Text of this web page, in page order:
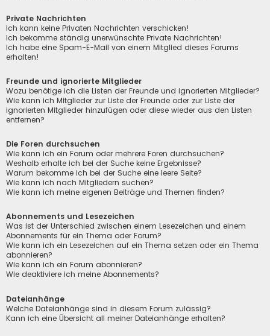
Private Nachrichten
Ich kann keine Privaten Nachrichten verschicken!
Ich bekomme ständig unerwünschte Private Nachrichten!
Ich habe eine Spam-E-Mail von einem Mitglied dieses Forums
erhalten!
Freunde und ignorierte Mitglieder
Wozu benötige ich die Listen der Freunde und ignorierten Mitglieder?
Wie kann ich Mitglieder zur Liste der Freunde oder zur Liste der
ignorierten Mitglieder hinzufügen oder diese wieder aus den Listen
entfernen?
Die Foren durchsuchen
Wie kann ich ein Forum oder mehrere Foren durchsuchen?
Weshalb erhalte ich bei der Suche keine Ergebnisse?
Warum bekomme ich bei der Suche eine leere Seite?
Wie kann ich nach Mitgliedern suchen?
Wie kann ich meine eigenen Beiträge und Themen finden?
Abonnements und Lesezeichen
Was ist der Unterschied zwischen einem Lesezeichen und einem
Abonnements für ein Thema oder Forum?
Wie kann ich ein Lesezeichen auf ein Thema setzen oder ein Thema
abonnieren?
Wie kann ich ein Forum abonnieren?
Wie deaktiviere ich meine Abonnements?
Dateianhänge
Welche Dateianhänge sind in diesem Forum zulässig?
Kann ich eine Übersicht all meiner Dateianhänge erhalten?